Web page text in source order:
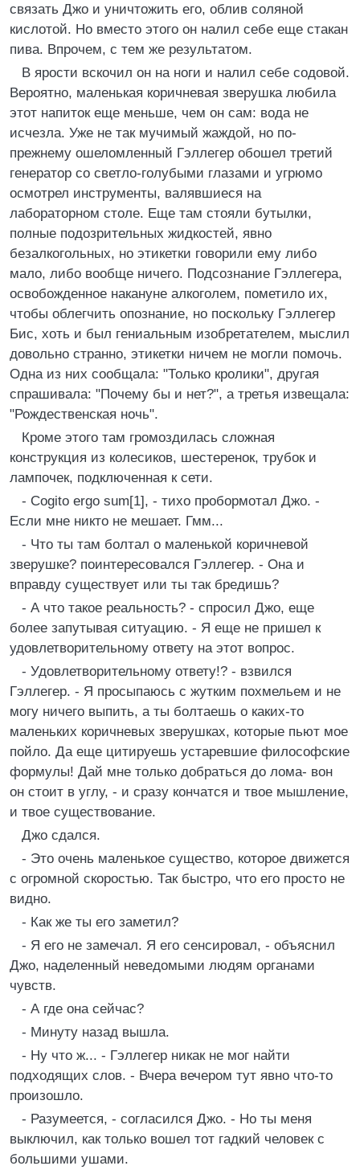
связать Джо и уничтожить его, облив соляной
кислотой. Но вместо этого он налил себе еще стакан
пива. Впрочем, с тем же результатом.
В ярости вскочил он на ноги и налил себе содовой.
Вероятно, маленькая коричневая зверушка любила
этот напиток еще меньше, чем он сам: вода не
исчезла. Уже не так мучимый жаждой, но по-
прежнему ошеломленный Гэллегер обошел третий
генератор со светло-голубыми глазами и угрюмо
осмотрел инструменты, валявшиеся на
лабораторном столе. Еще там стояли бутылки,
полные подозрительных жидкостей, явно
безалкогольных, но этикетки говорили ему либо
мало, либо вообще ничего. Подсознание Гэллегера,
освобожденное накануне алкоголем, пометило их,
чтобы облегчить опознание, но поскольку Гэллегер
Бис, хоть и был гениальным изобретателем, мыслил
довольно странно, этикетки ничем не могли помочь.
Одна из них сообщала: "Только кролики", другая
спрашивала: "Почему бы и нет?", а третья извещала:
"Рождественская ночь".
Кроме этого там громоздилась сложная
конструкция из колесиков, шестеренок, трубок и
лампочек, подключенная к сети.
- Cogito ergo sum[1], - тихо пробормотал Джо. -
Если мне никто не мешает. Гмм...
- Что ты там болтал о маленькой коричневой
зверушке? поинтересовался Гэллегер. - Она и
вправду существует или ты так бредишь?
- А что такое реальность? - спросил Джо, еще
более запутывая ситуацию. - Я еще не пришел к
удовлетворительному ответу на этот вопрос.
- Удовлетворительному ответу!? - взвился
Гэллегер. - Я просыпаюсь с жутким похмельем и не
могу ничего выпить, а ты болтаешь о каких-то
маленьких коричневых зверушках, которые пьют мое
пойло. Да еще цитируешь устаревшие философские
формулы! Дай мне только добраться до лома- вон
он стоит в углу, - и сразу кончатся и твое мышление,
и твое существование.
Джо сдался.
- Это очень маленькое существо, которое движется
с огромной скоростью. Так быстро, что его просто не
видно.
- Как же ты его заметил?
- Я его не замечал. Я его сенсировал, - объяснил
Джо, наделенный неведомыми людям органами
чувств.
- А где она сейчас?
- Минуту назад вышла.
- Ну что ж... - Гэллегер никак не мог найти
подходящих слов. - Вчера вечером тут явно что-то
произошло.
- Разумеется, - согласился Джо. - Но ты меня
выключил, как только вошел тот гадкий человек с
большими ушами.